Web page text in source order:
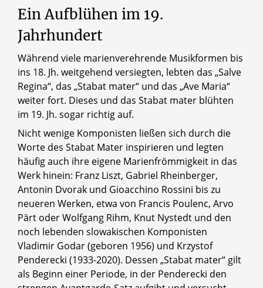
Ein Aufblühen im 19.
Jahrhundert
Während viele marienverehrende Musikformen bis
ins 18. Jh. weitgehend versiegten, lebten das „Salve
Regina“, das „Stabat mater“ und das „Ave Maria“
weiter fort. Dieses und das Stabat mater blühten
im 19. Jh. sogar richtig auf.
Nicht wenige Komponisten ließen sich durch die
Worte des Stabat Mater inspirieren und legten
häufig auch ihre eigene Marienfrömmigkeit in das
Werk hinein: Franz Liszt, Gabriel Rheinberger,
Antonin Dvorak und Gioacchino Rossini bis zu
neueren Werken, etwa von Francis Poulenc, Arvo
Pärt oder Wolfgang Rihm, Knut Nystedt und den
noch lebenden slowakischen Komponisten
Vladimir Godar (geboren 1956) und Krzystof
Penderecki (1933-2020). Dessen „Stabat mater“ gilt
als Beginn einer Periode, in der Penderecki den